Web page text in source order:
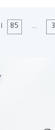
3
…
85